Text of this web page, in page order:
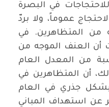
في البصرة
عموماً، ولا بردّ
من المتظاهرين. في
أن العنف الموجه من
من المعدل العام
أن المتظاهرين في
بشكل جذري في العام
عن استهداف المباني